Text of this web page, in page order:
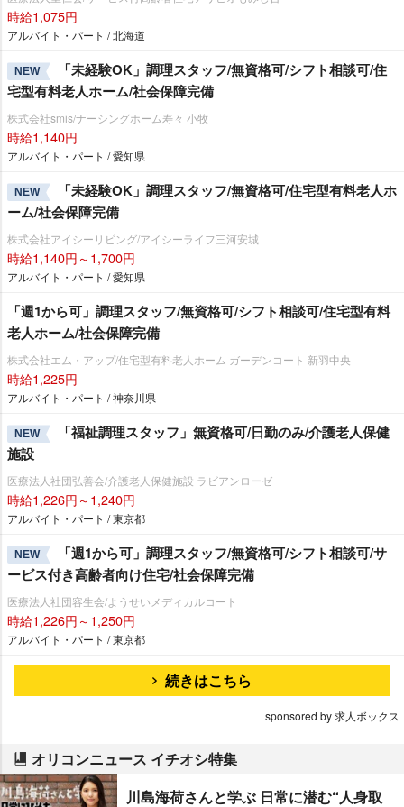
時給1,075円
アルバイト・パート / 北海道
NEW
「未経験OK」調理スタッフ/無資格可/シフト相談可/住
宅型有料老人ホーム/社会保障完備
株式会社smis/ナーシングホーム寿々 小牧
時給1,140円
アルバイト・パート / 愛知県
NEW
「未経験OK」調理スタッフ/無資格可/住宅型有料老人ホ
ーム/社会保障完備
株式会社アイシーリビング/アイシーライフ三河安城
時給1,140円～1,700円
アルバイト・パート / 愛知県
「週1から可」調理スタッフ/無資格可/シフト相談可/住宅型有料
老人ホーム/社会保障完備
株式会社エム・アップ/住宅型有料老人ホーム ガーデンコート 新羽中央
時給1,225円
アルバイト・パート / 神奈川県
NEW
「福祉調理スタッフ」無資格可/日勤のみ/介護老人保健
施設
医療法人社団弘善会/介護老人保健施設 ラビアンローゼ
時給1,226円～1,240円
アルバイト・パート / 東京都
NEW
「週1から可」調理スタッフ/無資格可/シフト相談可/サ
ービス付き高齢者向け住宅/社会保障完備
医療法人社団容生会/ようせいメディカルコート
時給1,226円～1,250円
アルバイト・パート / 東京都
続きはこちら
sponsored by 求人ボックス
オリコンニュース イチオシ特集
川島海荷さんと学ぶ 日常に潜む“人身取